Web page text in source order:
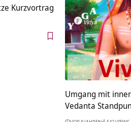
Kurzvortrag
Umgang mit
Vedanta